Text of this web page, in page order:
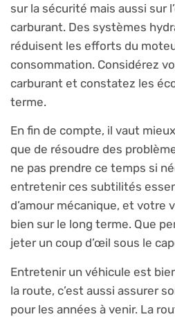
sur la sécurité mais aussi sur
carburant. Des systèmes
réduisent les efforts du
consommation. Considérez
carburant et constatez les
terme.
En fin de compte, il vaut
que de résoudre des
ne pas prendre ce temps si
entretenir ces subtilités
d’amour mécanique, et votre
bien sur le long terme. Que
jeter un coup d’œil sous le
Entretenir un véhicule est
la route, c’est aussi assurer
pour les années à venir. La